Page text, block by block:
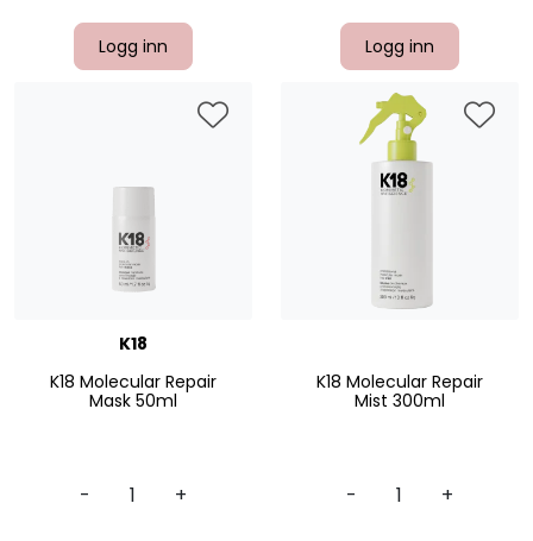
Logg inn Logg inn
K18
K18 Molecular Repair
Mask 50ml
- +
K18 Molecular Repair
Mist 300ml
- +